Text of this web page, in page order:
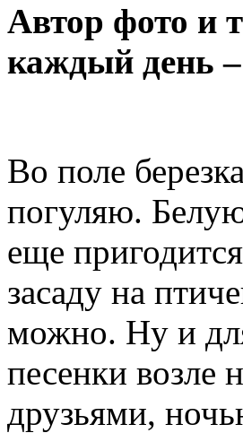
Автор фото и
каждый день
Во поле
погуляю.
еще
засаду на
можно. Ну и
песенки возле
друзьями,